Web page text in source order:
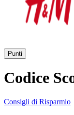
Punti
Codice
Consigli di Risparmio